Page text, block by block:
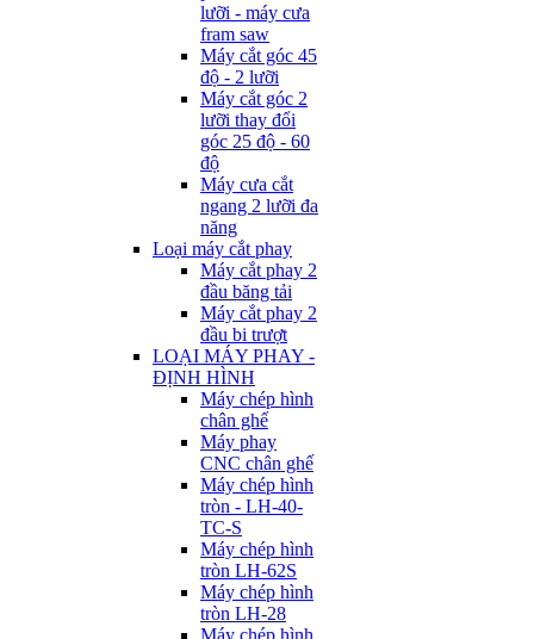
lưỡi - máy cưa
fram saw
Máy cắt góc 45
độ - 2 lưỡi
Máy cắt góc 2
lưỡi thay đổi
góc 25 độ - 60
độ
Máy cưa cắt
ngang 2 lưỡi đa
năng
Loại máy cắt phay
Máy cắt phay 2
đầu băng tải
Máy cắt phay 2
đầu bi trượt
LOẠI MÁY PHAY -
ĐỊNH HÌNH
Máy chép hình
chân ghế
Máy phay
CNC chân ghế
Máy chép hình
tròn - LH-40-
TC-S
Máy chép hình
tròn LH-62S
Máy chép hình
tròn LH-28
Máy chép hình